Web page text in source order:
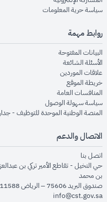
سياسة حرية المعلوماتnew window
روابط مهمة
البيانات المفتوحةin new window
الأسئلة الشائعةopens in new window
علاقات الموردينin new window
خريطة الموقعopens in new window
المنافسات العامةin new window
سياسة سهولة الوصولin new window
المنصة الوطنية الموحدة للتوظيف -
الاتصال والدعم
اتصل بنا
حي النخيل - تقاطع الأمير تركي بن
بن محمد
صندوق البريد 75606 – الرياض 11588
info@cst.gov.sa